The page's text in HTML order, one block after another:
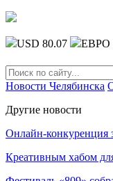
USD 80.07 ЕВРО
Новости Челябинска
Другие новости
Онлайн-конкуренция
Креативным хабом